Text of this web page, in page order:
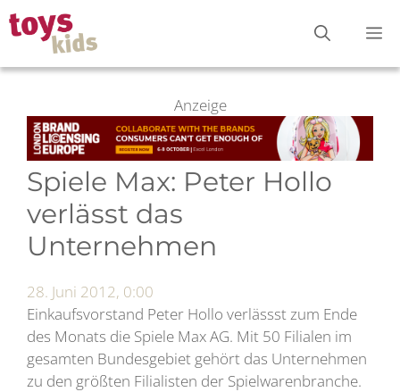
Zum
Inhalt
springen
Anzeige
Spiele Max: Peter Hollo
verlässt das
Unternehmen
28. Juni 2012, 0:00
Einkaufsvorstand Peter Hollo verlässst zum Ende
des Monats die Spiele Max AG. Mit 50 Filialen im
gesamten Bundesgebiet gehört das Unternehmen
zu den größten Filialisten der Spielwarenbranche.